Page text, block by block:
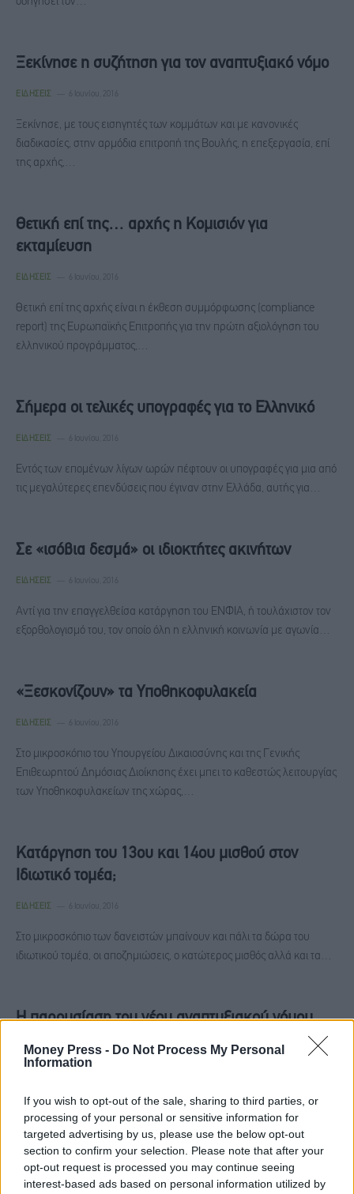
Money Press - Do Not Process My Personal
Information
If you wish to opt-out of the sale, sharing to third parties, or
processing of your personal or sensitive information for
targeted advertising by us, please use the below opt-out
section to confirm your selection. Please note that after your
opt-out request is processed you may continue seeing
interest-based ads based on personal information utilized by
Ξεκίνησε η συζήτηση για τον αναπτυξιακό νόμο
ΕΙΔΉΣΕΙΣ 6 Ιουνίου, 2016
Ξεκίνησε, με τους εισηγητές των κομμάτων και με κανονικές
διαδικασίες, στην αρμόδια επιτροπή της Βουλής, η επεξεργασία, επί
της αρχής,…
Θετική επί της… αρχής η Κομισιόν για
εκταμίευση
ΕΙΔΉΣΕΙΣ 6 Ιουνίου, 2016
Θετική επί της αρχής είναι η έκθεση συμμόρφωσης (compliance
report) της Ευρωπαϊκής Επιτροπής για την πρώτη αξιολόγηση του
ελληνικού προγράμματος,…
Σήμερα οι τελικές υπογραφές για το Ελληνικό
ΕΙΔΉΣΕΙΣ 6 Ιουνίου, 2016
Εντός των επομένων λίγων ωρών πέφτουν οι υπογραφές για μια από
τις μεγαλύτερες επενδύσεις που έγιναν στην Ελλάδα, αυτής για…
Σε «ισόβια δεσμά» οι ιδιοκτήτες ακινήτων
ΕΙΔΉΣΕΙΣ 6 Ιουνίου, 2016
Αντί για την επαγγελθείσα κατάργηση του ΕΝΦΙΑ, ή τουλάχιστον τον
εξορθολογισμό του, τον οποίο όλη η ελληνική κοινωνία με αγωνία…
«Ξεσκονίζουν» τα Υποθηκοφυλακεία
ΕΙΔΉΣΕΙΣ 6 Ιουνίου, 2016
Στο μικροσκόπιο του Υπουργείου Δικαιοσύνης και της Γενικής
Επιθεωρητού Δημόσιας Διοίκησης έχει μπει το καθεστώς λειτουργίας
των Υποθηκοφυλακείων της χώρας,…
Kατάργηση του 13ου και 14ου μισθού στον
Ιδιωτικό τομέα;
ΕΙΔΉΣΕΙΣ 6 Ιουνίου, 2016
Στο μικροσκόπιο των δανειστών μπαίνουν και πάλι τα δώρα του
ιδιωτικού τομέα, οι αποζημιώσεις, ο κατώτερος μισθός αλλά και τα…
H παρουσίαση του νέου αναπτυξιακού νόμου
ΕΙΔΉΣΕΙΣ 5 Ιουνίου, 2016
2016, στο υπουργείο Οικονομίας για να παρουσιαστεί ο αναπτυξιακός
νόμος. Στη συνέντευξη…
Γκουρία: Κλειδί οι μεταρρυθμίσεις